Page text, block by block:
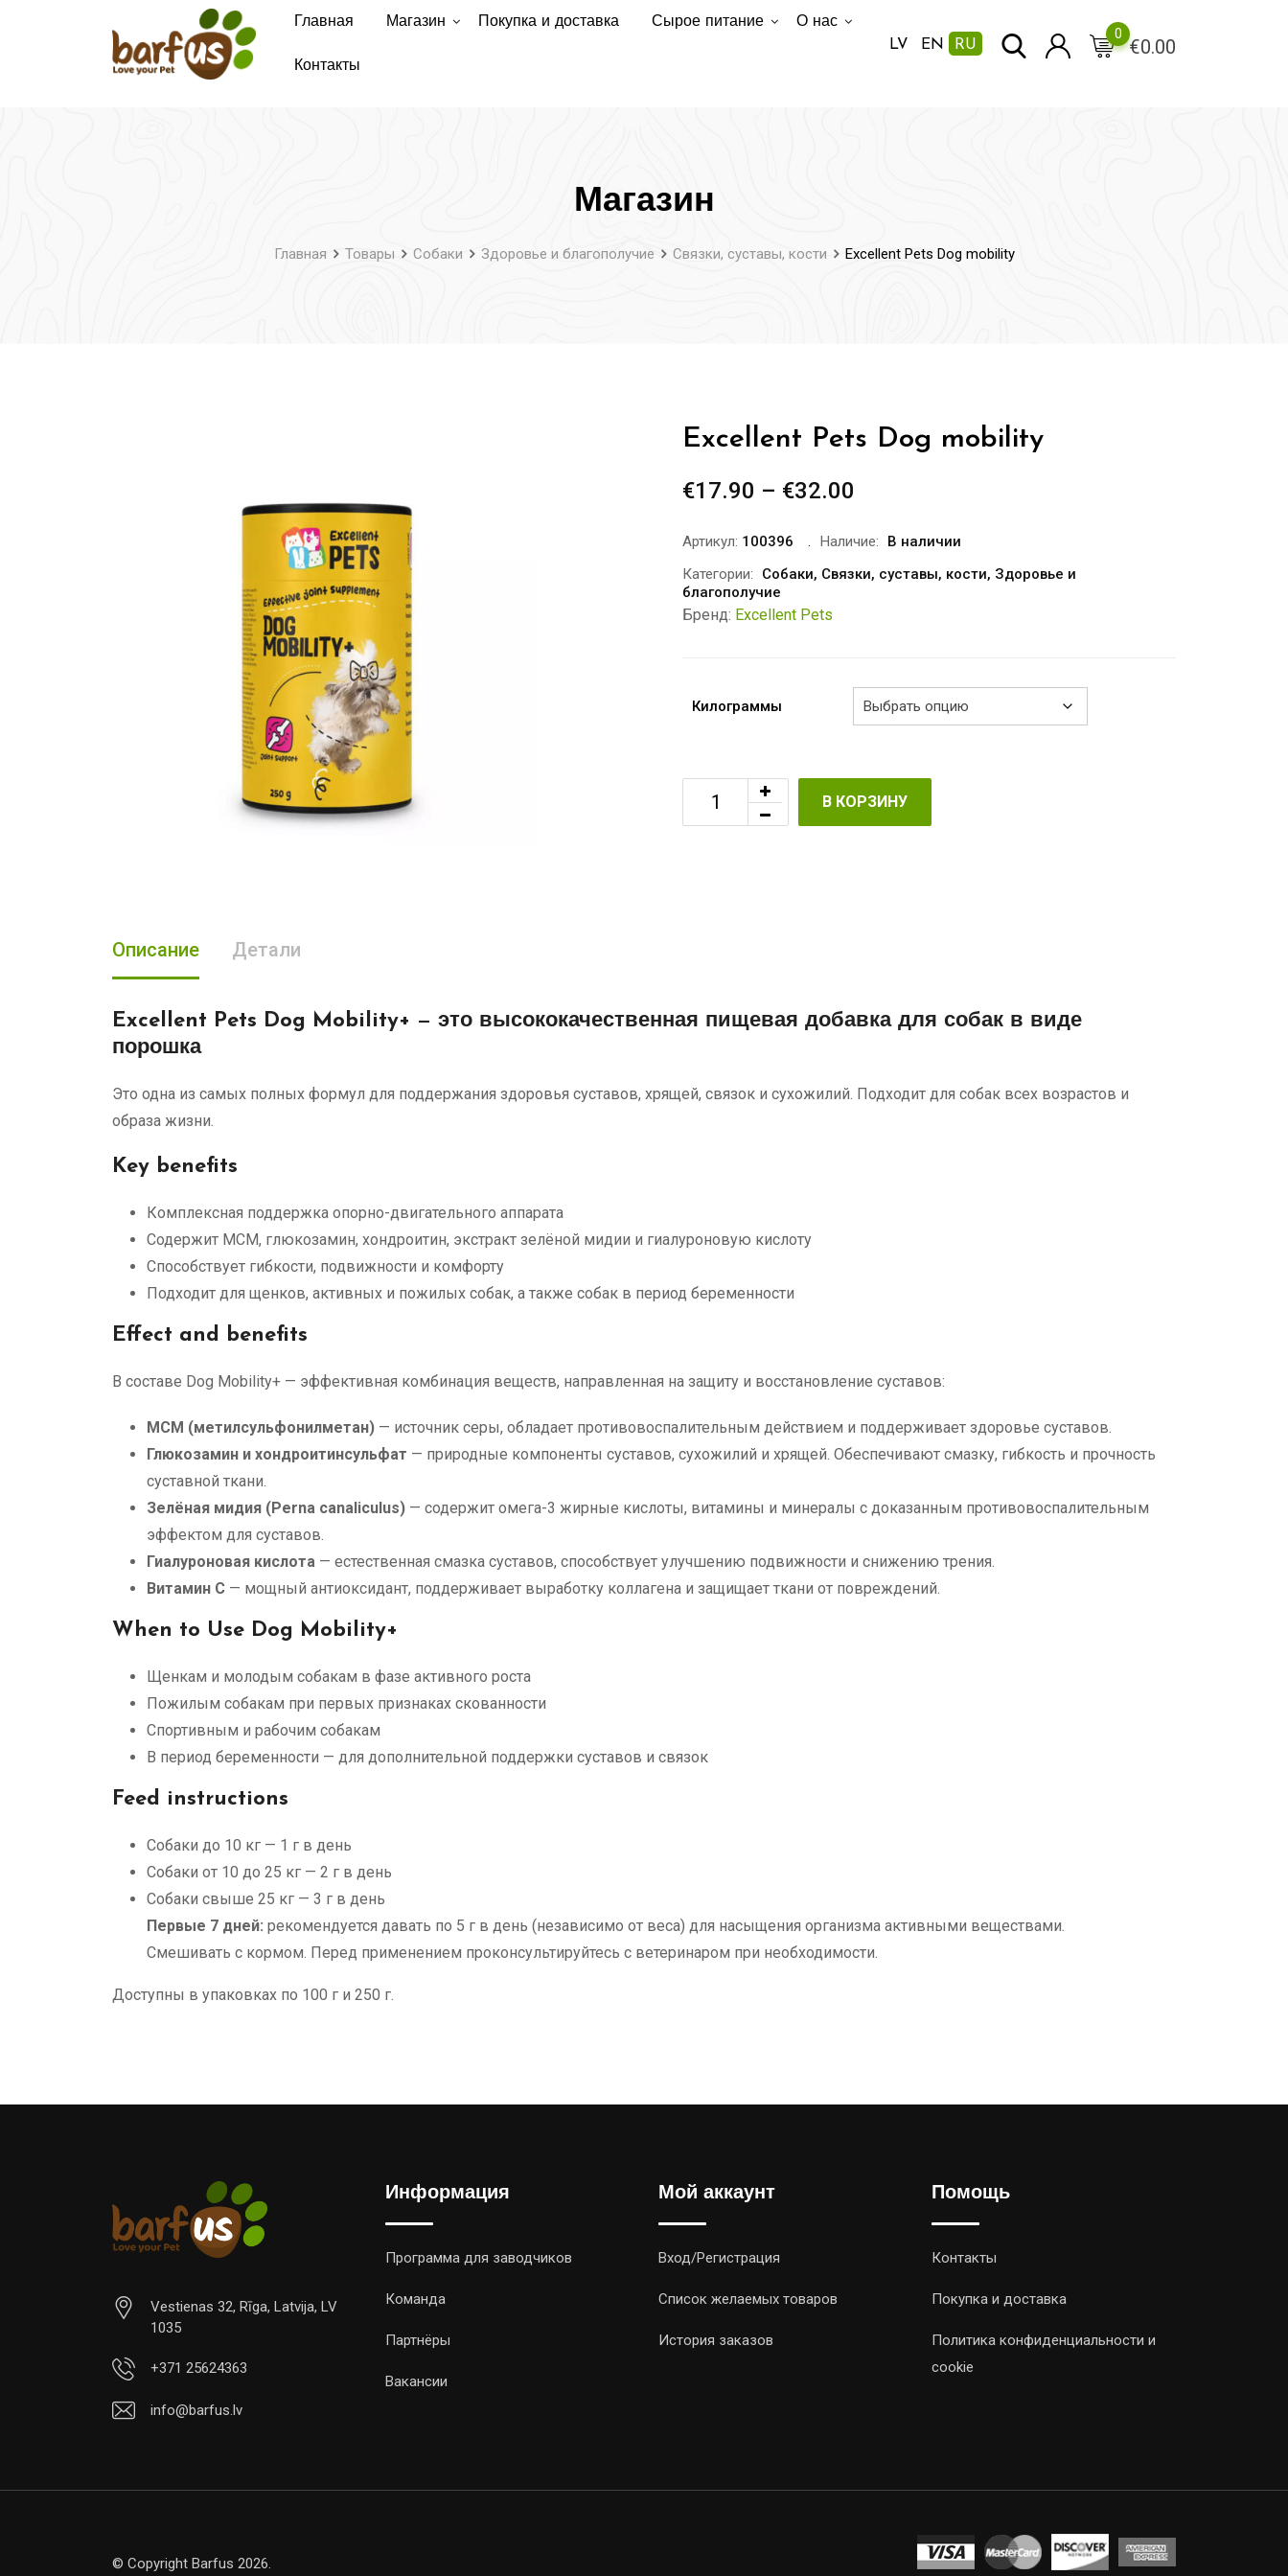
Главная Магазин Покупка и доставка Сырое питание О нас
Контакты
LV EN RU €0.00
0
Магазин
Главная Товары Собаки Здоровье и благополучие Связки, суставы, кости Excellent Pets Dog mobility
Excellent Pets Dog mobility
€17.90 – €32.00
€17.90
–
Артикул: 100396 Наличие:
В наличии
Категории:
Собаки, Связки, суставы, кости, Здоровье и
благополучие
Бренд: Excellent Pets
Килограммы
В КОРЗИНУ
Описание Детали
Excellent Pets Dog Mobility+ — это высококачественная пищевая добавка для собак в виде
порошка
Это одна из самых полных формул для поддержания здоровья суставов, хрящей, связок и сухожилий. Подходит для собак всех возрастов и
образа жизни.
Key benefits
Комплексная поддержка опорно-двигательного аппарата
Содержит МСМ, глюкозамин, хондроитин, экстракт зелёной мидии и гиалуроновую кислоту
Способствует гибкости, подвижности и комфорту
Подходит для щенков, активных и пожилых собак, а также собак в период беременности
Effect and benefits
В составе Dog Mobility+ — эффективная комбинация веществ, направленная на защиту и восстановление суставов:
МСМ (метилсульфонилметан) — источник серы, обладает противовоспалительным действием и поддерживает здоровье суставов.
Глюкозамин и хондроитинсульфат — природные компоненты суставов, сухожилий и хрящей. Обеспечивают смазку, гибкость и прочность
суставной ткани.
Зелёная мидия (Perna canaliculus) — содержит омега-3 жирные кислоты, витамины и минералы с доказанным противовоспалительным
эффектом для суставов.
Гиалуроновая кислота — естественная смазка суставов, способствует улучшению подвижности и снижению трения.
Витамин C — мощный антиоксидант, поддерживает выработку коллагена и защищает ткани от повреждений.
When to Use Dog Mobility+
Щенкам и молодым собакам в фазе активного роста
Пожилым собакам при первых признаках скованности
Спортивным и рабочим собакам
В период беременности — для дополнительной поддержки суставов и связок
Feed instructions
Собаки до 10 кг — 1 г в день
Собаки от 10 до 25 кг — 2 г в день
Собаки свыше 25 кг — 3 г в день
Первые 7 дней: рекомендуется давать по 5 г в день (независимо от веса) для насыщения организма активными веществами.
Смешивать с кормом. Перед применением проконсультируйтесь с ветеринаром при необходимости.
Доступны в упаковках по 100 г и 250 г.
Vestienas 32, Rīga, Latvija, LV
1035
+371 25624363
info@barfus.lv
Информация
Программа для заводчиков
Команда
Партнёры
Вакансии
Мой аккаунт
Вход/Регистрация
Список желаемых товаров
История заказов
Помощь
Контакты
Покупка и доставка
Политика конфиденциальности и
cookie
© Copyright Barfus 2026.